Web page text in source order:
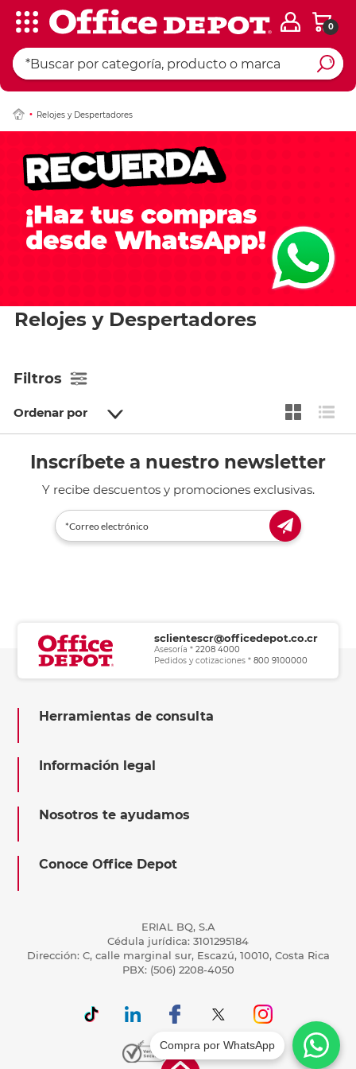
0
Relojes y Despertadores
Relojes y Despertadores
Filtros
Ordenar por
Inscríbete a nuestro newsletter
Y recibe descuentos y promociones exclusivas.
sclientescr@officedepot.co.cr
Asesoría *2208 4000
Pedidos y cotizaciones *800 9100000
Herramientas de consulta
Información legal
Nosotros te ayudamos
Conoce Office Depot
ERIAL BQ, S.A
Cédula jurídica: 3101295184
Dirección: C, calle marginal sur, Escazú, 10010, Costa Rica
PBX: (506) 2208-4050
Compra por WhatsApp